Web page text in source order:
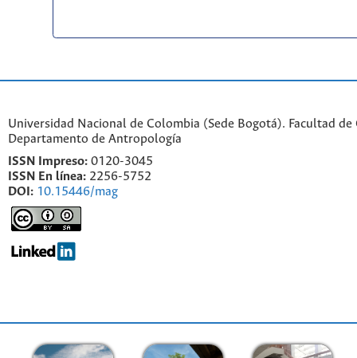
Universidad Nacional de Colombia (Sede Bogotá). Facultad de
Departamento de Antropología
ISSN Impreso: 0120-3045
ISSN En línea: 2256-5752
DOI: 10.15446/mag